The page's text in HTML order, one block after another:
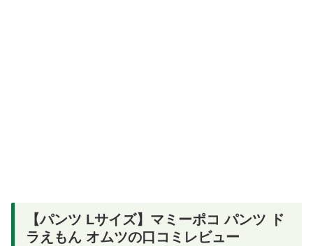
【パンツ Lサイズ】マミーポコ パンツ ド
ラえもん オムツの口コミレビュー